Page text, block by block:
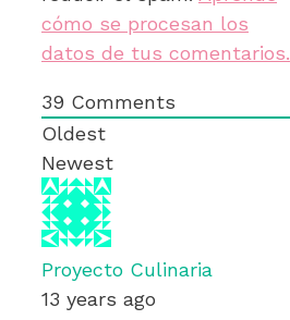
cómo se procesan los
datos de tus comentarios.
39 Comments
Oldest
Newest
Proyecto Culinaria
13 years ago